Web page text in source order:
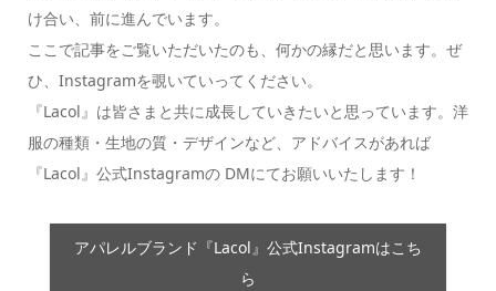
け合い、前に進んでいます。
ここで記事をご覧いただいたのも、何かの縁だと思います。ぜ
ひ、Instagramを覗いていってください。
『Lacol』は皆さまと共に成長していきたいと思っています。洋
服の種類・生地の質・デザインなど、アドバイスがあれば
『Lacol』公式Instagramの DMにてお願いいたします！
アパレルブランド『Lacol』公式Instagramはこち
ら